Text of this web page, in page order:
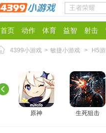
首页 动作 体育 益智 射击
4399小游戏 > 敏捷小游戏 > H5
原神 生死狙击